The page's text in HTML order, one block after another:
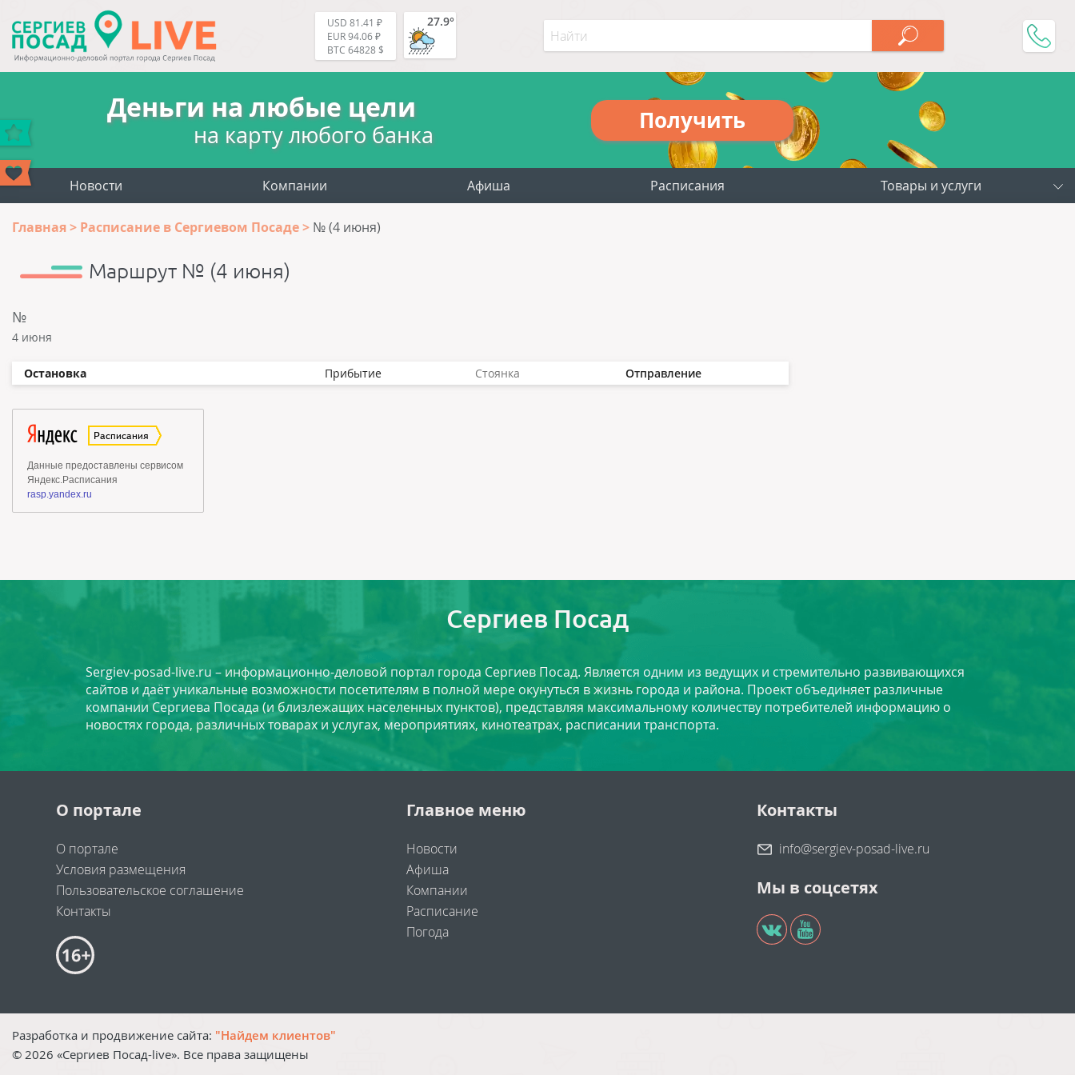
USD 81.41 ₽
EUR 94.06 ₽
BTC 64828 $
27.9°
Деньги на любые цели
на карту любого банка
Получить
Новости Компании Афиша Расписания Товары и услуги
Главная Расписание в Сергиевом Посаде № (4 июня)
Маршрут № (4 июня)
№
4 июня
Остановка Прибытие Стоянка Отправление
Сергиев Посад
Sergiev-posad-live.ru – информационно-деловой портал города Сергиев Посад. Является одним из ведущих и стремительно развивающихся
сайтов и даёт уникальные возможности посетителям в полной мере окунуться в жизнь города и района. Проект объединяет различные
компании Сергиева Посада (и близлежащих населенных пунктов), представляя максимальному количеству потребителей информацию о
новостях города, различных товарах и услугах, мероприятиях, кинотеатрах, расписании транспорта.
О портале
О портале
Условия размещения
Пользовательское соглашение
Контакты
Главное меню
Новости
Афиша
Компании
Расписание
Погода
Контакты
info@sergiev-posad-live.ru
Мы в соцсетях
Разработка и продвижение сайта: "Найдем клиентов"
© 2026 «Сергиев Посад-live». Все права защищены